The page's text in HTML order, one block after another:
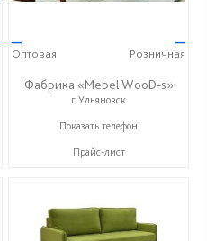
—
Оптовая
—
Розничная
Фабрика «Mebel WooD-s»
г.Ульяновск
+7 (906) 140-08-08
Показать телефон
Прайс-лист